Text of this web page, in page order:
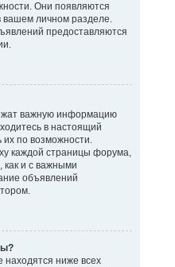
Они появляются
вашем личном разделе.
предоставляются
важную информацию
в настоящий
по возможности.
каждой страницы форума,
как и с важными
объявлений
ниже всех